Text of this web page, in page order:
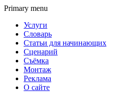
Primary menu
Услуги
Словарь
Статьи для начинающих
Сценарий
Съёмка
Монтаж
Реклама
О сайте